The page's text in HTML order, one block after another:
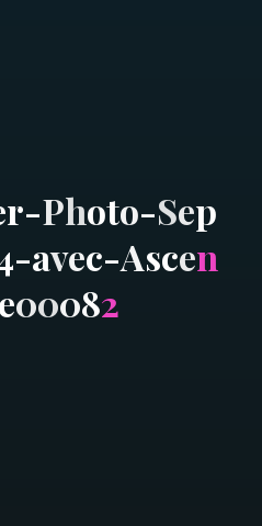
r-Photo-Sep
-avec-Ascen
e00082